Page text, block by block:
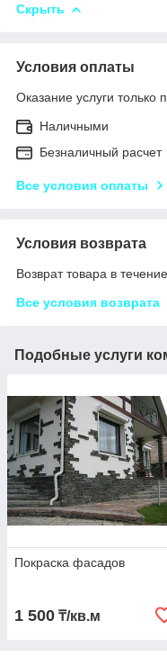
Скрыть
Условия оплаты
Оказание услуги только
Наличными
Безналичный расчет
Все условия оплаты
Условия возврата
Возврат товара в
Все условия возврата
Подобные услуги
Покраска фасадов
1 500 ₸/кв.м